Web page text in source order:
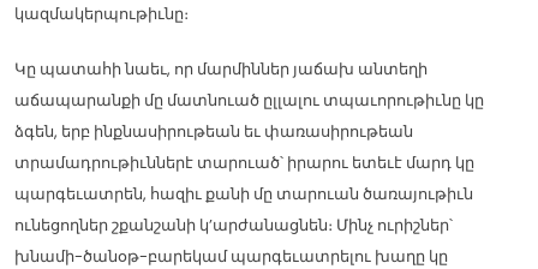
կազմակերպութիւնը։
Կը պատահի նաեւ, որ մարմիններ յաճախ անտեղի
աճապարանքի մը մատնուած ըլլալու տպաւորութիւնը կը
ձգեն, երբ ինքնասիրութեան եւ փառասիրութեան
տրամադրութիւններէ տարուած՝ իրարու ետեւէ մարդ կը
պարգեւատրեն, հազիւ քանի մը տարուան ծառայութիւն
ունեցողներ շքանշանի կ’արժանացնեն։ Մինչ ուրիշներ՝
խնամի-ծանօթ-բարեկամ պարգեւատրելու խաղը կը